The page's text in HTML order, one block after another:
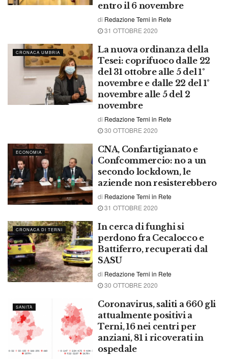
entro il 6 novembre
di Redazione Terni in Rete
31 OTTOBRE 2020
CRONACA UMBRIA
La nuova ordinanza della
Tesei: coprifuoco dalle 22
del 31 ottobre alle 5 del 1°
novembre e dalle 22 del 1°
novembre alle 5 del 2
novembre
di Redazione Terni in Rete
30 OTTOBRE 2020
ECONOMIA
CNA, Confartigianato e
Confcommercio: no a un
secondo lockdown, le
aziende non resisterebbero
di Redazione Terni in Rete
31 OTTOBRE 2020
CRONACA DI TERNI
In cerca di funghi si
perdono fra Cecalocco e
Battiferro, recuperati dal
SASU
di Redazione Terni in Rete
30 OTTOBRE 2020
SANITÀ
Coronavirus, saliti a 660 gli
attualmente positivi a
Terni, 16 nei centri per
anziani, 81 i ricoverati in
ospedale